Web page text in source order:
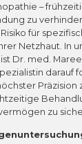
–
zu
für
Netzhaut. In
Dr. med.
darauf
Präzision
zu